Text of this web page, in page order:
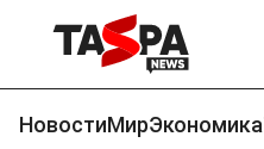
НовостиМирЭкономика